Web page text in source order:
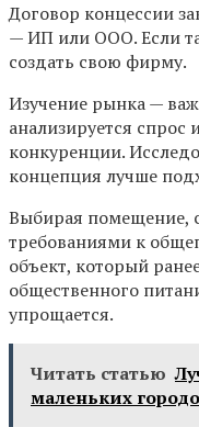
Договор концессии
— ИП или ООО. Если
создать свою фирму.
Изучение рынка —
анализируется спрос
конкуренции.
концепция лучше
Выбирая помещение,
требованиями к
объект, который
общественного
упрощается.
Читать статью
маленьких